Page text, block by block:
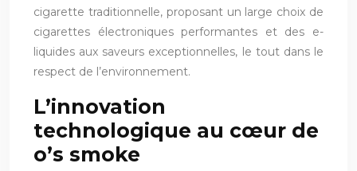
cigarette traditionnelle, proposant un large choix de
cigarettes électroniques performantes et des e-
liquides aux saveurs exceptionnelles, le tout dans le
respect de l’environnement.
L’innovation
technologique au cœur de
o’s smoke